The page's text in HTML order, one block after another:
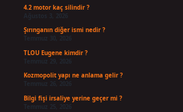
4.2 motor kaç silindir ?
Ağustos 3, 2026
Şırınganın diğer ismi nedir ?
TLOU Eugene kimdir ?
Temmuz 29, 2026
Kozmopolit yapı ne anlama gelir ?
Bilgi fişi irsaliye yerine geçer mi ?
Temmuz 25, 2026